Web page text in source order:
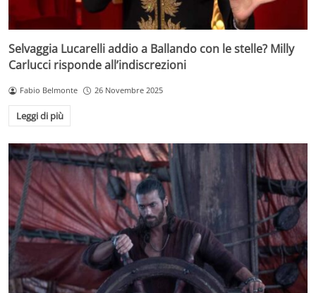
Selvaggia Lucarelli addio a Ballando con le stelle? Milly
Carlucci risponde all’indiscrezioni
Fabio Belmonte 26 Novembre 2025
Leggi di più